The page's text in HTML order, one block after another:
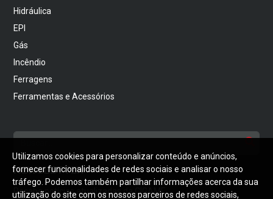
Hidráulica
EPI
Gás
Incêndio
Ferragens
Ferramentas e Acessórios
NEWSLETTER
Receba notícias atualizadas da CIGAME
Utilizamos cookies para personalizar conteúdo e anúncios,
fornecer funcionalidades de redes sociais e analisar o nosso
tráfego. Podemos também partilhar informações acerca da sua
utilização do site com os nossos parceiros de redes sociais,